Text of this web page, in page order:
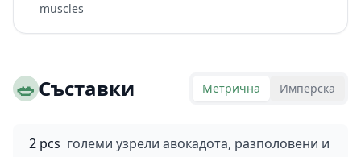
muscles
🥗Съставки Метрична Имперска
2 pcs големи узрели авокадота, разполовени и